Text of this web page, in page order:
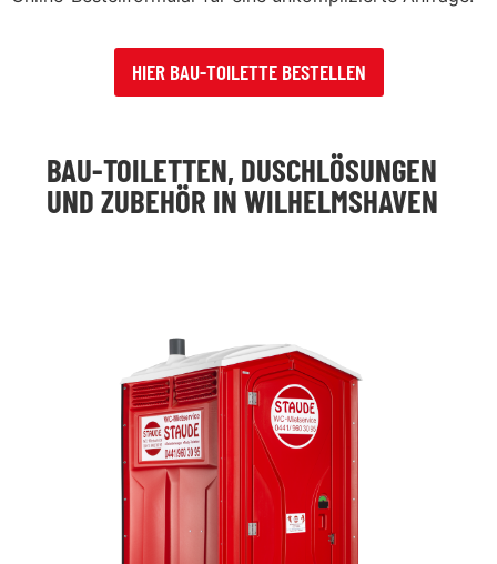
HIER BAU-TOILETTE BESTELLEN
BAU-TOILETTEN, DUSCHLÖSUNGEN
UND ZUBEHÖR IN WILHELMSHAVEN